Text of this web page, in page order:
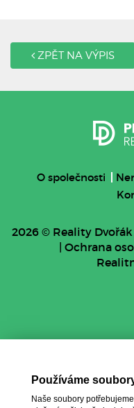
ZPĚT NA VÝPIS
O společnosti
2026 © Reality Dvořák
| Ochrana
Používáme
Naše soubory